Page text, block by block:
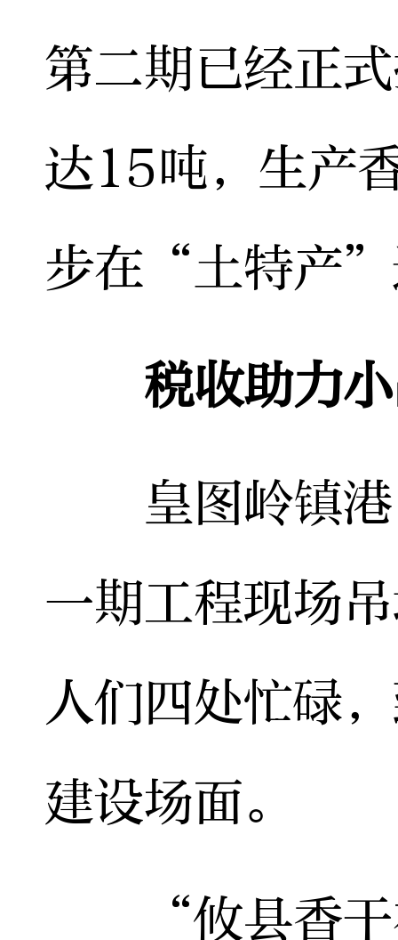
第二期已经正
达15吨，生产
步在“土特产”
税收助力
皇图岭镇港
一期工程现场
人们四处忙碌
建设场面。
“攸县香干